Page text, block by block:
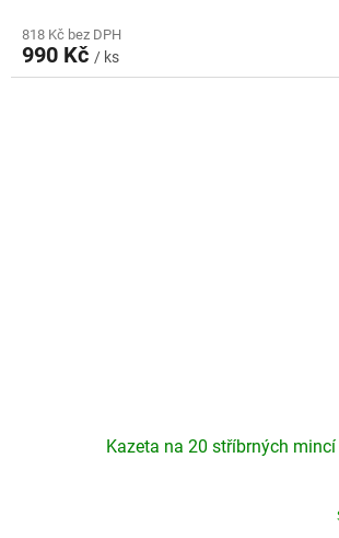
818 Kč bez DPH
990 Kč / ks
Kazeta na 20 stříbrných